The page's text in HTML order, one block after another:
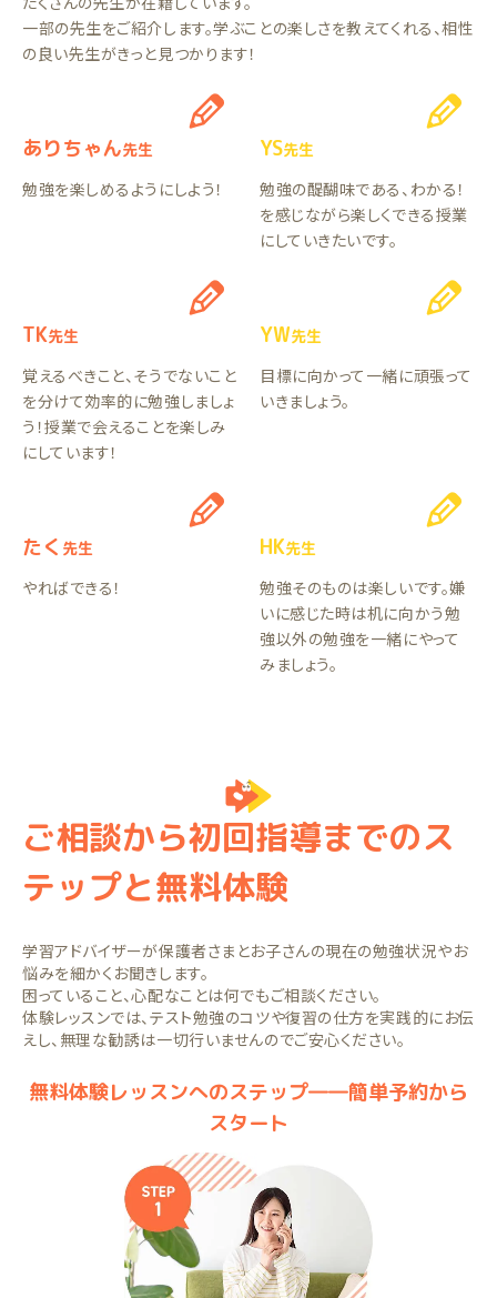
一部の先生をご紹介します。学ぶことの楽しさを教えてくれる、相性
の良い先生がきっと見つかります！
ありちゃん先生
勉強を楽しめるようにしよう！
YS先生
勉強の醍醐味である、わかる！
を感じながら楽しくできる授業
にしていきたいです。
TK先生
覚えるべきこと、そうでないこと
を分けて効率的に勉強しましょ
う！授業で会えることを楽しみ
にしています！
YW先生
目標に向かって一緒に頑張って
いきましょう。
たく 先生
やればできる！
HK先生
勉強そのものは楽しいです。嫌
いに感じた時は机に向かう勉
強以外の勉強を一緒にやって
みましょう。
ご相談から初回指導までのス
テップと無料体験
学習アドバイザーが保護者さまとお子さんの現在の勉強状況やお
悩みを細かくお聞きします。
困っていること、心配なことは何でもご相談ください。
体験レッスンでは、テスト勉強のコツや復習の仕方を実践的にお伝
えし、無理な勧誘は一切行いませんのでご安心ください。
無料体験レッスンへのステップ――簡単予約から
スタート